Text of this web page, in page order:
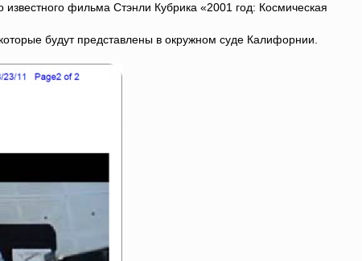
известного фильма Стэнли Кубрика «2001 год: Космическая
будут представлены в окружном суде Калифорнии.